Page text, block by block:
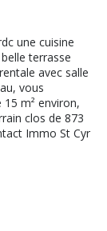
une cuisine
terrasse
avec salle
vous
m² environ,
clos de 873
Immo St Cyr